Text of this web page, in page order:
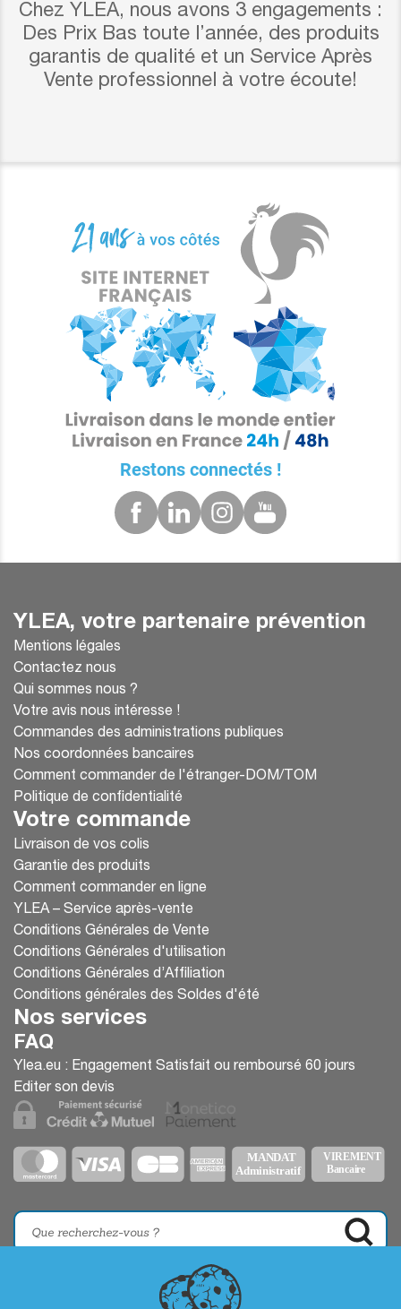
Chez YLEA, nous avons 3 engagements :
Des Prix Bas toute l’année, des produits
garantis de qualité et un Service Après
Vente professionnel à votre écoute!
Restons connectés !
YLEA, votre partenaire prévention
Mentions légales
Contactez nous
Qui sommes nous ?
Votre avis nous intéresse !
Commandes des administrations publiques
Nos coordonnées bancaires
Comment commander de l'étranger-DOM/TOM
Politique de confidentialité
Votre commande
Livraison de vos colis
Garantie des produits
Comment commander en ligne
YLEA – Service après-vente
Conditions Générales de Vente
Conditions Générales d'utilisation
Conditions Générales d’Affiliation
Conditions générales des Soldes d'été
Nos services
FAQ
Ylea.eu : Engagement Satisfait ou remboursé 60 jours
Editer son devis